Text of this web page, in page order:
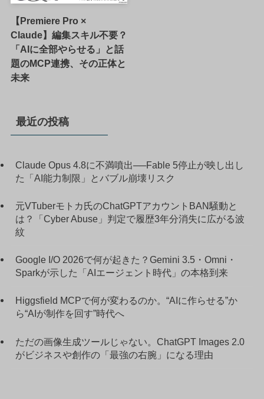
【Premiere Pro ×
Claude】編集スキル不要？
「AIに全部やらせる」と話
題のMCP連携、その正体と
未来
最近の投稿
Claude Opus 4.8に不満噴出──Fable 5停止が映し出し
た「AI能力制限」とバブル崩壊リスク
元VTuberモトカ氏のChatGPTアカウントBAN騒動と
は？「Cyber Abuse」判定で履歴3年分消失に広がる波
紋
Google I/O 2026で何が起きた？Gemini 3.5・Omni・
Sparkが示した「AIエージェント時代」の本格到来
Higgsfield MCPで何が変わるのか。“AIに作らせる”か
ら“AIが制作を回す”時代へ
ただの画像生成ツールじゃない。ChatGPT Images 2.0
がビジネスや創作の「最強の右腕」になる理由